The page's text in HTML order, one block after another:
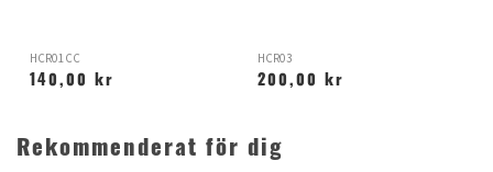
HCR01CC
140,00 kr
HCR03
200,00 kr
Rekommenderat för dig